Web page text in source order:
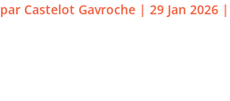
parCastelot Gavroche |29 Jan 2026 |